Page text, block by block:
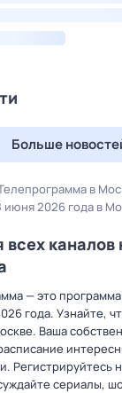
Больше
в
2026 года в
— это
года. Узнайте,
Ваша
Регистрируйтесь
сериалы,